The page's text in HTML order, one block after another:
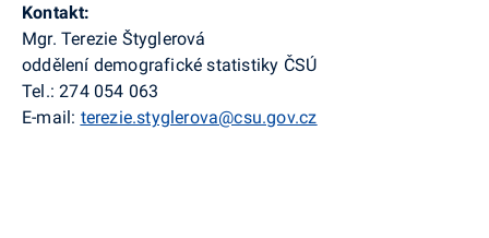
Kontakt:
Mgr. Terezie Štyglerová
oddělení demografické statistiky ČSÚ
Tel.: 274 054 063
E-mail: terezie.styglerova@csu.gov.cz